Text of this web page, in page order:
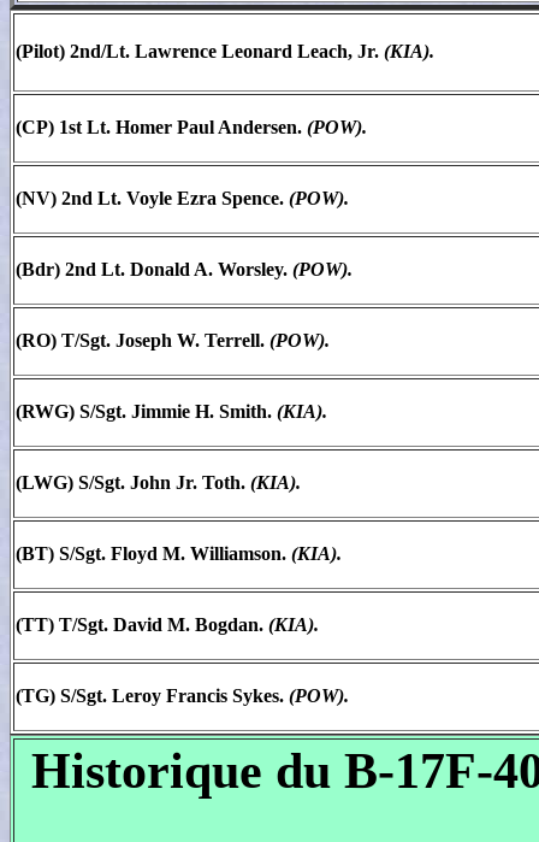
(Pilot) 2nd/Lt. Lawrence Leonard Leach, Jr. (KIA).
(CP) 1st Lt. Homer Paul Andersen. (POW).
(NV) 2nd Lt. Voyle Ezra Spence. (POW).
(Bdr) 2nd Lt. Donald A. Worsley. (POW).
(RO) T/Sgt. Joseph W. Terrell. (POW).
(RWG) S/Sgt. Jimmie H. Smith. (KIA).
(LWG) S/Sgt. John Jr. Toth. (KIA).
(BT) S/Sgt. Floyd M. Williamson. (KIA).
(TT) T/Sgt. David M. Bogdan. (KIA).
(TG) S/Sgt. Leroy Francis Sykes. (POW).
Historique du B-17F-